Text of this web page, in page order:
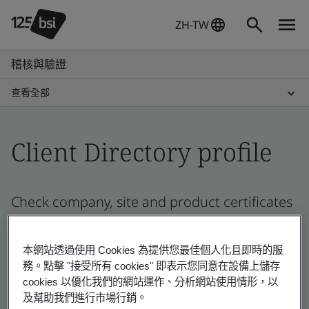
ZH-TW
稽核與驗證
查看全部
Client Directory profile
Check company, site and product certificates
本網站透過使用 Cookies 為提供您最佳個人化且即時的服
務。點擊 "接受所有 cookies" 即表示您同意在設備上儲存
cookies 以優化我們的網站運作、分析網站使用情形，以
及幫助我們進行市場行銷。